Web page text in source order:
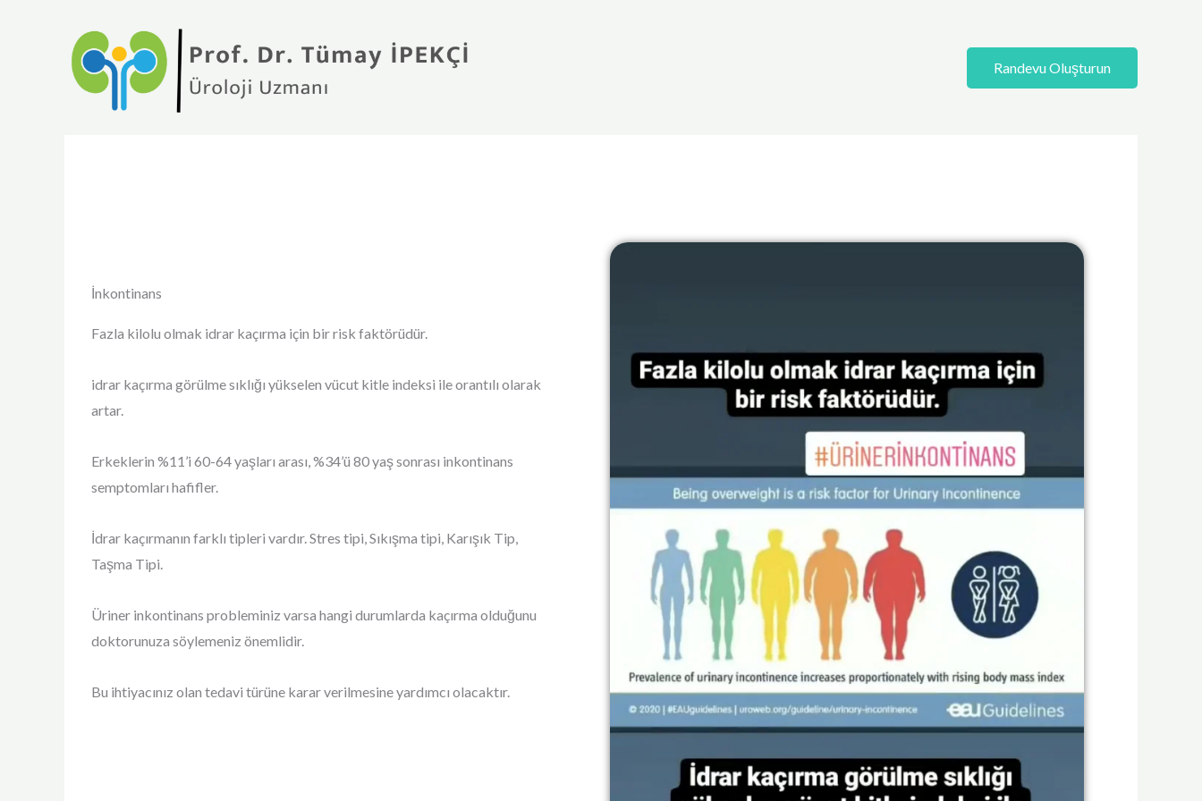
Randevu Oluşturun
İnkontinans
Fazla kilolu olmak idrar kaçırma için bir risk faktörüdür.
idrar kaçırma görülme sıklığı yükselen vücut kitle indeksi ile orantılı olarak
artar.
Erkeklerin %11’i 60-64 yaşları arası, %34’ü 80 yaş sonrası inkontinans
semptomları hafifler.
İdrar kaçırmanın farklı tipleri vardır. Stres tipi, Sıkışma tipi, Karışık Tip,
Taşma Tipi.
Üriner inkontinans probleminiz varsa hangi durumlarda kaçırma olduğunu
doktorunuza söylemeniz önemlidir.
Bu ihtiyacınız olan tedavi türüne karar verilmesine yardımcı olacaktır.